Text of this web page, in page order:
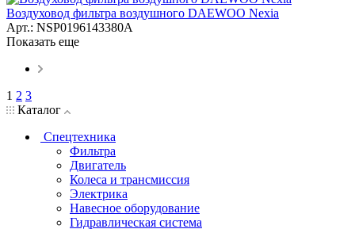
Воздуховод фильтра воздушного DAEWOO Nexia
Арт.: NSP0196143380A
Показать еще
1 2 3
Каталог
Спецтехника
Фильтра
Двигатель
Колеса и трансмиссия
Электрика
Навесное оборудование
Гидравлическая система